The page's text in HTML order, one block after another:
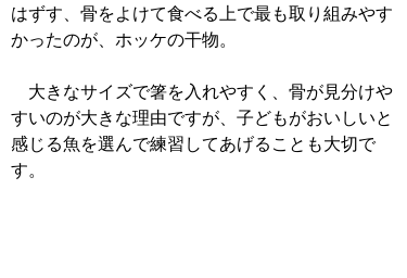
はずす、骨をよけて食べる上で最も取り組みやす
かったのが、ホッケの干物。
大きなサイズで箸を入れやすく、骨が見分けや
すいのが大きな理由ですが、子どもがおいしいと
感じる魚を選んで練習してあげることも大切で
す。